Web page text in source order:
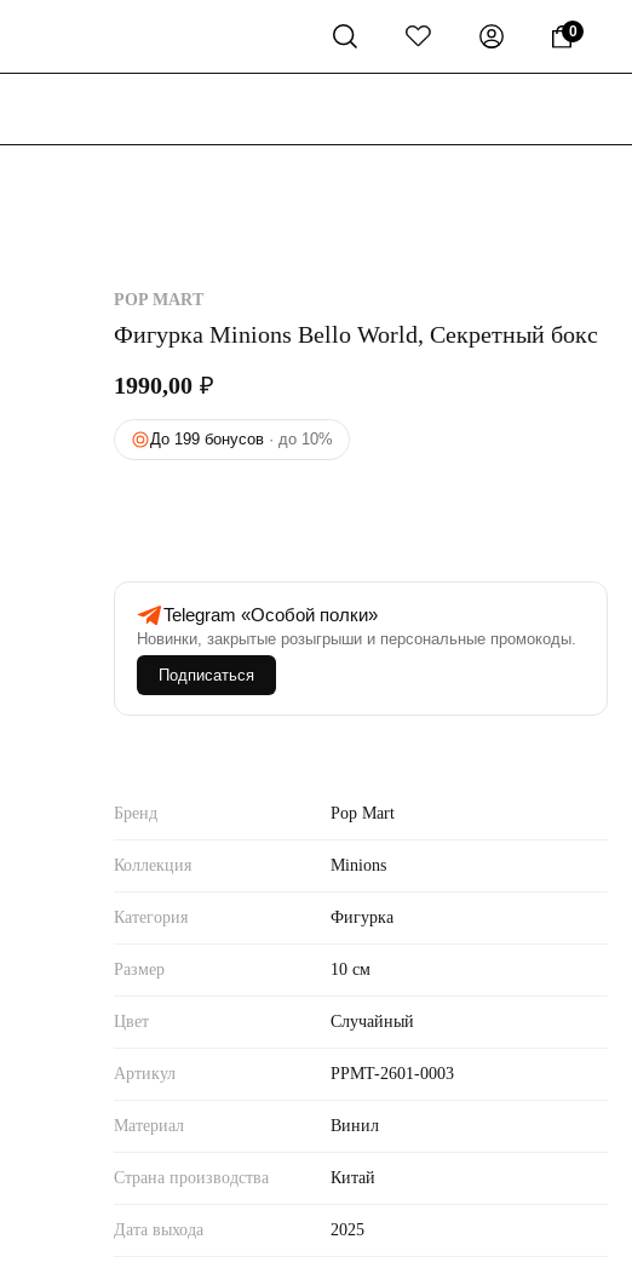
0
Фигурка Minions Bello World, Секретный бокс
POP MART
1990,00 ₽
До 199 бонусов · до 10%
Telegram «Особой полки»
Новинки, закрытые розыгрыши и персональные промокоды.
Подписаться
Бренд Pop Mart
Коллекция Minions
Категория Фигурка
Размер 10 см
Цвет Случайный
Артикул PPMT-2601-0003
Материал Винил
Страна производства Китай
Дата выхода 2025